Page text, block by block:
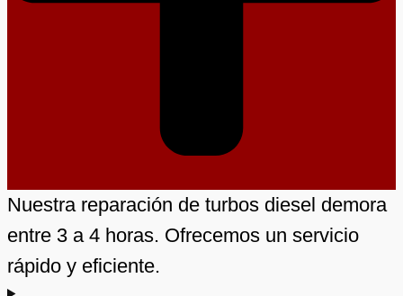
Nuestra reparación de turbos diesel demora
entre 3 a 4 horas. Ofrecemos un servicio
rápido y eficiente.